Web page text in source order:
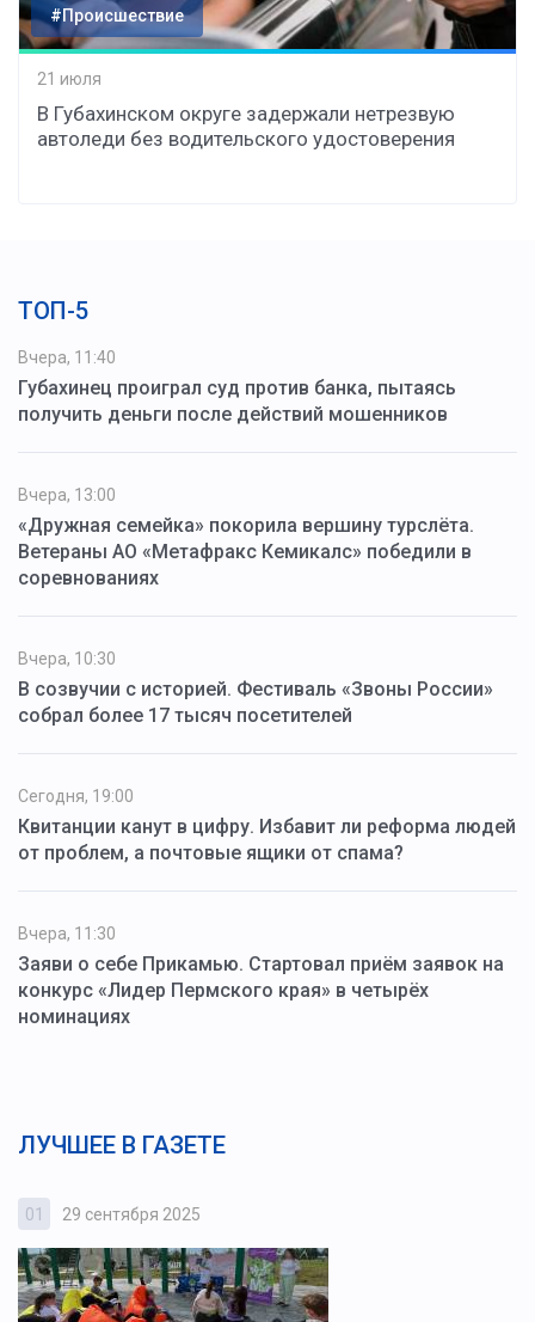
#Происшествие
21 июля
В Губахинском округе задержали нетрезвую
автоледи без водительского удостоверения
ТОП-5
Вчера, 11:40
Губахинец проиграл суд против банка, пытаясь
получить деньги после действий мошенников
Вчера, 13:00
«Дружная семейка» покорила вершину турслёта.
Ветераны АО «Метафракс Кемикалс» победили в
соревнованиях
Вчера, 10:30
В созвучии с историей. Фестиваль «Звоны России»
собрал более 17 тысяч посетителей
Сегодня, 19:00
Квитанции канут в цифру. Избавит ли реформа людей
от проблем, а почтовые ящики от спама?
Вчера, 11:30
Заяви о себе Прикамью. Стартовал приём заявок на
конкурс «Лидер Пермского края» в четырёх
номинациях
ЛУЧШЕЕ В ГАЗЕТЕ
01 29 сентября 2025